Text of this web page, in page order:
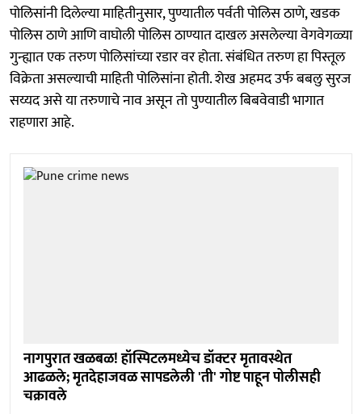
पोलिसांनी दिलेल्या माहितीनुसार, पुण्यातील पर्वती पोलिस ठाणे, खडक
पोलिस ठाणे आणि वाघोली पोलिस ठाण्यात दाखल असलेल्या वेगवेगळ्या
गुन्ह्यात एक तरुण पोलिसांच्या रडार वर होता. संबंधित तरुण हा पिस्तूल
विक्रेता असल्याची माहिती पोलिसांना होती. शेख अहमद उर्फ बबलु सुरज
सय्यद असे या तरुणाचे नाव असून तो पुण्यातील बिबवेवाडी भागात
राहणारा आहे.
नागपुरात खळबळ! हॉस्पिटलमध्येच डॉक्टर मृतावस्थेत
आढळले; मृतदेहाजवळ सापडलेली 'ती' गोष्ट पाहून पोलीसही
चक्रावले